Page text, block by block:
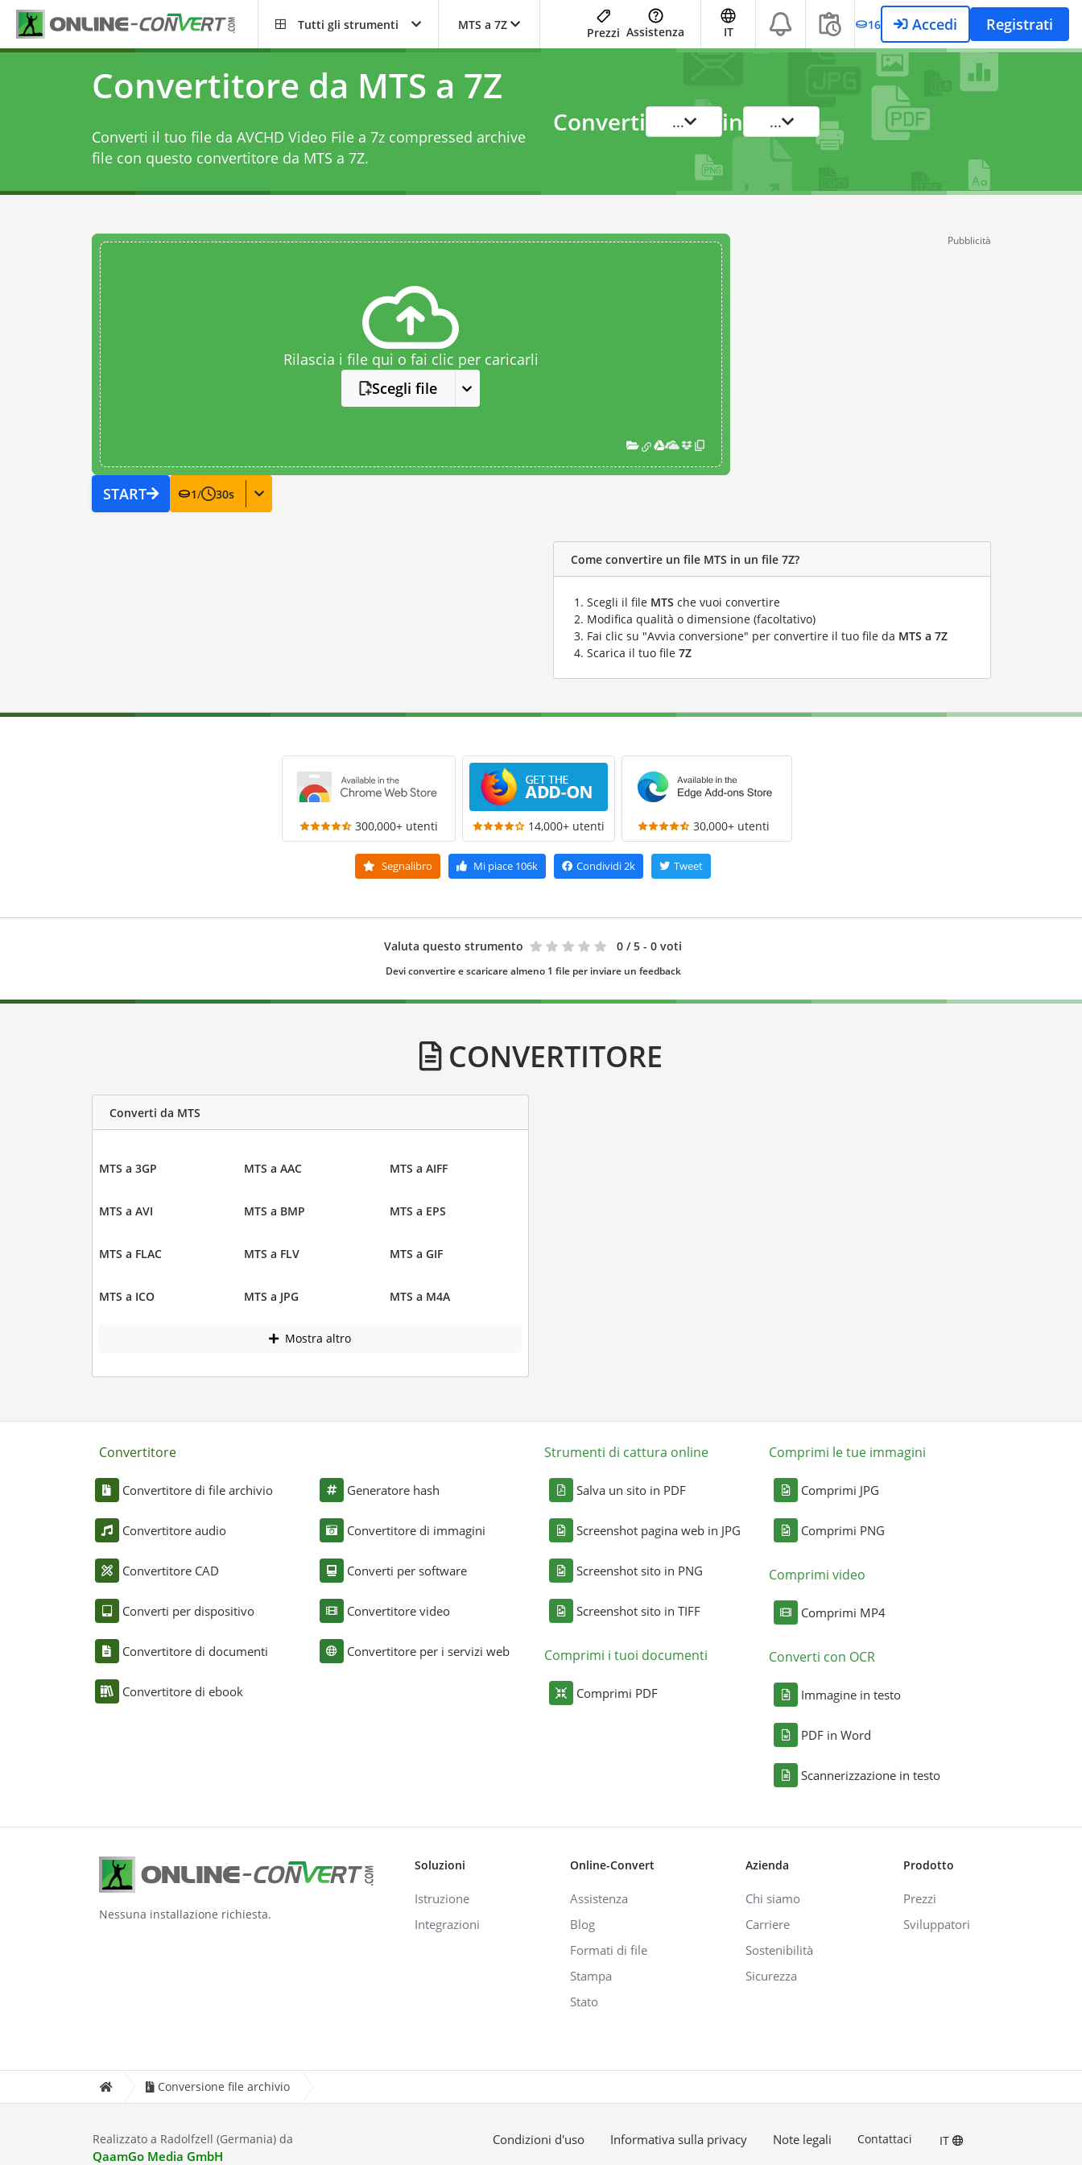
Tutti gli strumenti MTS a 7Z
Prezzi Assistenza IT 16 Accedi Registrati
Convertitore da MTS a 7Z
Converti il tuo file da AVCHD Video File a 7z compressed archive
file con questo convertitore da MTS a 7Z.
Converti ... in ...
Rilascia i file qui o fai clic per caricarli
Scegli file
START 1/ 30s
Pubblicità
Come convertire un file MTS in un file 7Z?
Scegli il file MTS che vuoi convertire
Modifica qualità o dimensione (facoltativo)
Fai clic su "Avvia conversione" per convertire il tuo file da MTS a 7Z
Scarica il tuo file 7Z
300,000+ utenti 14,000+ utenti 30,000+ utenti
Segnalibro Mi piace 106k Condividi2k Tweet
Valuta questo strumento 0 / 5 - 0 voti
Devi convertire e scaricare almeno 1 file per inviare un feedback
CONVERTITORE
Converti da MTS
MTS a 3GP MTS a AAC MTS a AIFF
MTS a AVI MTS a BMP MTS a EPS
MTS a FLAC MTS a FLV MTS a GIF
MTS a ICO MTS a JPG MTS a M4A
Mostra altro
Convertitore
Convertitore di file archivio
Convertitore audio
Convertitore CAD
Converti per dispositivo
Convertitore di documenti
Convertitore di ebook
Generatore hash
Convertitore di immagini
Converti per software
Convertitore video
Convertitore per i servizi web
Strumenti di cattura online
Salva un sito in PDF
Screenshot pagina web in JPG
Screenshot sito in PNG
Screenshot sito in TIFF
Comprimi i tuoi documenti
Comprimi PDF
Comprimi le tue immagini
Comprimi JPG
Comprimi PNG
Comprimi video
Comprimi MP4
Converti con OCR
Immagine in testo
PDF in Word
Scannerizzazione in testo
Nessuna installazione richiesta.
Soluzioni
Istruzione
Integrazioni
Online-Convert
Assistenza
Blog
Formati di file
Stampa
Stato
Azienda
Chi siamo
Carriere
Sostenibilità
Sicurezza
Prodotto
Prezzi
Sviluppatori
Conversione file archivio
Realizzato a Radolfzell (Germania) da
QaamGo Media GmbH
Condizioni d'uso Informativa sulla privacy Note legali Contattaci IT